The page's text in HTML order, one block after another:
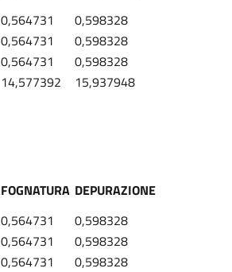
0,564731
0,598328
0,564731
0,598328
0,564731
0,598328
14,577392
15,937948
FOGNATURA DEPURAZIONE
0,564731
0,598328
0,564731
0,598328
0,564731
0,598328